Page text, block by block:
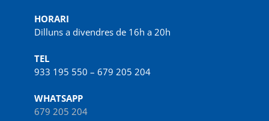
HORARI
Dilluns a divendres de 16h a 20h
TEL
933 195 550 – 679 205 204
WHATSAPP
679 205 204